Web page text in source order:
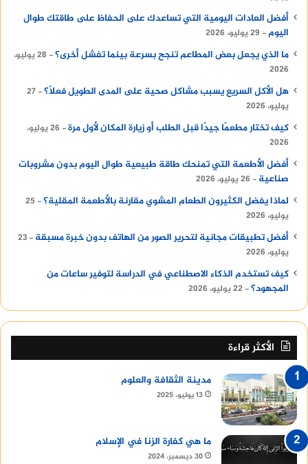
أفضل العادات اليومية التي تساعدك على الحفاظ على طاقتك طوال
اليوم
29 يوليو، 2026
ما الذي يجعل بعض المطاعم تنجح بسرعة بينما تفشل أخرى؟
28 يوليو،
2026
هل الأكل السريع يسبب مشاكل صحية على المدى الطويل فعلًا؟ 27
يوليو، 2026
كيف تختار مطعمًا جيدًا قبل الطلب أو زيارة المكان لأول مرة
26 يوليو،
2026
أفضل الأطعمة التي تمنحك طاقة طبيعية طوال اليوم بدون مشروبات
صناعية
26 يوليو، 2026
لماذا يفضل الكثيرون الطعام المشوي مقارنة بالأطعمة المقلية؟
25
يوليو، 2026
أفضل تطبيقات مجانية لتحرير الصور من الهاتف بدون خبرة مسبقة
23
يوليو، 2026
كيف تستخدم الذكاء الاصطناعي في الدراسة لتوفير ساعات من
المجهود؟ 22 يوليو، 2026
الأكثر قراءة
مدينة الثقافة والعلوم
13 يوليو، 2025
ما هي كفارة الزنا في الإسلام
30 ديسمبر، 2024